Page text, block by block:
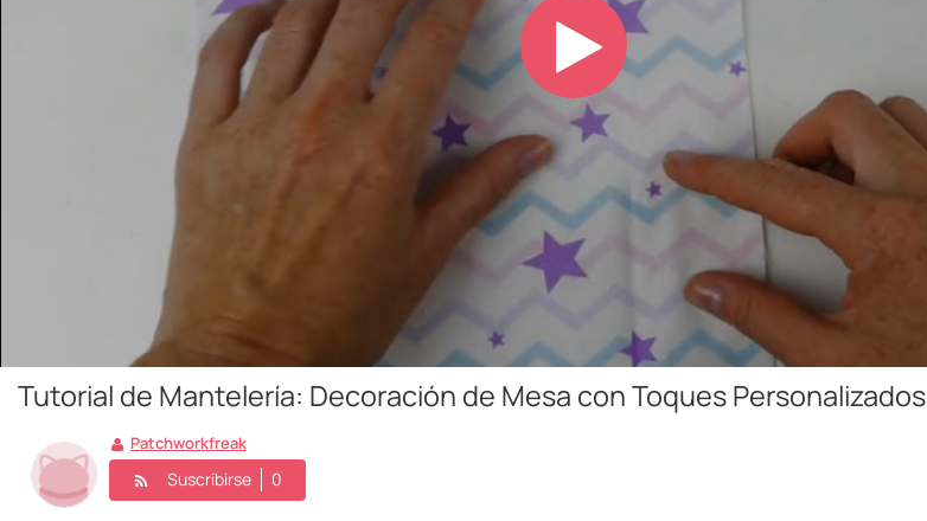
Play
Video
Tutorial de Mantelería: Decoración de Mesa con Toques Personalizados
Patchworkfreak
Suscribirse 0